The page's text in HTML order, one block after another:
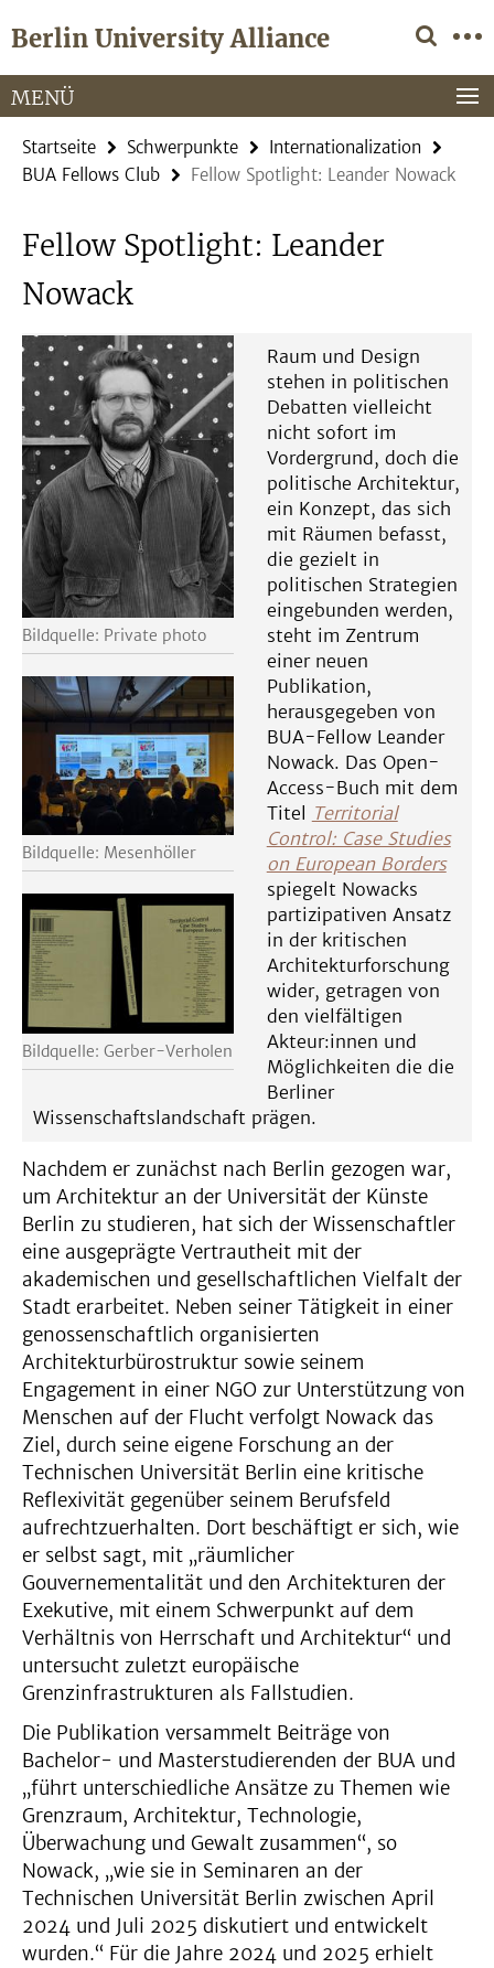
direkt
Inhalt
Berlin University Alliance
Service-
Navigation
MENÜ
Startseite Schwerpunkte
Internationalization
BUA Fellows Club
Fellow Spotlight: Leander Nowack
Fellow Spotlight: Leander
Nowack
Bildquelle: Private photo
Bildquelle: Mesenhöller
Bildquelle: Gerber-Verholen
Raum und Design
stehen in politischen
Debatten vielleicht
nicht sofort im
Vordergrund, doch die
politische Architektur,
ein Konzept, das sich
mit Räumen befasst,
die gezielt in
politischen Strategien
eingebunden werden,
steht im Zentrum
einer neuen
Publikation,
herausgegeben von
BUA-Fellow Leander
Nowack. Das Open-
Access-Buch mit dem
Titel
Territorial
Control: Case Studies
on European Borders
spiegelt Nowacks
partizipativen Ansatz
in der kritischen
Architekturforschung
wider, getragen von
den vielfältigen
Akteur:innen und
Möglichkeiten die die
Berliner
Wissenschaftslandschaft prägen.
Nachdem er zunächst nach Berlin gezogen war,
um Architektur an der Universität der Künste
Berlin zu studieren, hat sich der Wissenschaftler
eine ausgeprägte Vertrautheit mit der
akademischen und gesellschaftlichen Vielfalt der
Stadt erarbeitet. Neben seiner Tätigkeit in einer
genossenschaftlich organisierten
Architekturbürostruktur sowie seinem
Engagement in einer NGO zur Unterstützung von
Menschen auf der Flucht verfolgt Nowack das
Ziel, durch seine eigene Forschung an der
Technischen Universität Berlin eine kritische
Reflexivität gegenüber seinem Berufsfeld
aufrechtzuerhalten. Dort beschäftigt er sich, wie
er selbst sagt, mit „räumlicher
Gouvernementalität und den Architekturen der
Exekutive, mit einem Schwerpunkt auf dem
Verhältnis von Herrschaft und Architektur“ und
untersucht zuletzt europäische
Grenzinfrastrukturen als Fallstudien.
Die Publikation versammelt Beiträge von
Bachelor- und Masterstudierenden der BUA und
„führt unterschiedliche Ansätze zu Themen wie
Grenzraum, Architektur, Technologie,
Überwachung und Gewalt zusammen“, so
Nowack, „wie sie in Seminaren an der
Technischen Universität Berlin zwischen April
2024 und Juli 2025 diskutiert und entwickelt
wurden.“ Für die Jahre 2024 und 2025 erhielt